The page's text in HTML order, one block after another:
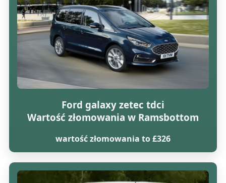
Ford galaxy zetec tdci
Wartość złomowania w Ramsbottom
wartość złomowania to £326